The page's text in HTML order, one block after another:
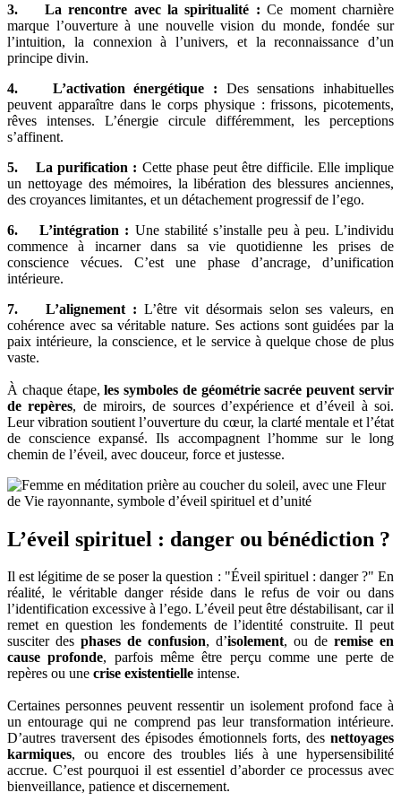
3. La rencontre avec la spiritualité : Ce moment charnière
marque l’ouverture à une nouvelle vision du monde, fondée sur
l’intuition, la connexion à l’univers, et la reconnaissance d’un
principe divin.
4. L’activation énergétique : Des sensations inhabituelles
peuvent apparaître dans le corps physique : frissons, picotements,
rêves intenses. L’énergie circule différemment, les perceptions
s’affinent.
5. La purification : Cette phase peut être difficile. Elle implique
un nettoyage des mémoires, la libération des blessures anciennes,
des croyances limitantes, et un détachement progressif de l’ego.
6. L’intégration : Une stabilité s’installe peu à peu. L’individu
commence à incarner dans sa vie quotidienne les prises de
conscience vécues. C’est une phase d’ancrage, d’unification
intérieure.
7. L’alignement : L’être vit désormais selon ses valeurs, en
cohérence avec sa véritable nature. Ses actions sont guidées par la
paix intérieure, la conscience, et le service à quelque chose de plus
vaste.
À chaque étape,les symboles de géométrie sacrée peuvent servir
de repères, de miroirs, de sources d’expérience et d’éveil à soi.
Leur vibration soutient l’ouverture du cœur, la clarté mentale et l’état
de conscience expansé. Ils accompagnent l’homme sur le long
chemin de l’éveil, avec douceur, force et justesse.
L’éveil spirituel : danger ou bénédiction ?
Il est légitime de se poser la question : "Éveil spirituel : danger ?" En
réalité, le véritable danger réside dans le refus de voir ou dans
l’identification excessive à l’ego. L’éveil peut être déstabilisant, car il
remet en question les fondements de l’identité construite. Il peut
susciter des phases de confusion, d’isolement, ou de remise en
cause profonde, parfois même être perçu comme une perte de
repères ou une crise existentielle intense.
Certaines personnes peuvent ressentir un isolement profond face à
un entourage qui ne comprend pas leur transformation intérieure.
D’autres traversent des épisodes émotionnels forts, des nettoyages
karmiques, ou encore des troubles liés à une hypersensibilité
accrue. C’est pourquoi il est essentiel d’aborder ce processus avec
bienveillance, patience et discernement.